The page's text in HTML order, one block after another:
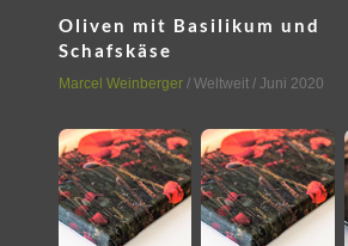
Oliven mit Basilikum und
Schafskäse
Marcel Weinberger / Weltweit / Juni 2020